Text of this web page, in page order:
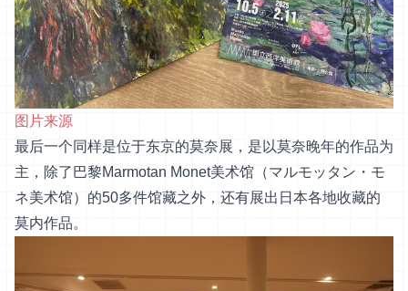
图片来源
最后一个同样是位于东京的莫奈展，是以莫奈晚年的作品为
主，除了巴黎Marmotan Monet美术馆（マルモッタン・モ
ネ美术馆）的50多件馆藏之外，还有展出日本各地收藏的
莫内作品。